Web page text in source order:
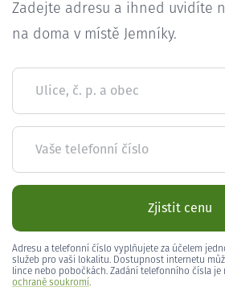
Zadejte adresu a ihned uvidíte
na doma v místě Jemníky.
Ulice, č. p. a obec
Vaše telefonní číslo
Zjistit cenu
Adresu a telefonní číslo vyplňujete za účelem
služeb pro vaši lokalitu. Dostupnost internetu
lince nebo pobočkách. Zadání telefonního čísla je
ochraně soukromí.